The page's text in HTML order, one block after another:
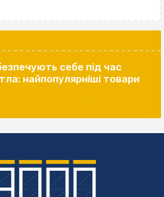
себе під час
найпопулярніші товари